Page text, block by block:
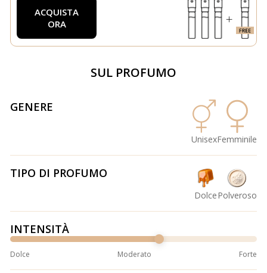
ACQUISTA
ORA
SUL PROFUMO
GENERE
UnisexFemminile
TIPO DI PROFUMO
DolcePolveroso
INTENSITÀ
Dolce Moderato Forte